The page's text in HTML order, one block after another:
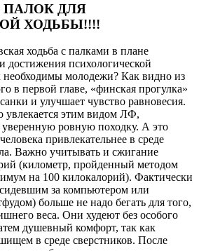
ДЛЯ
ХОДЬБЫ!!!!
ходьба с палками в плане
достижения психологической
необходимы молодежи? Как видно из
в первой главе, «финская прогулка»
и улучшает чувство равновесия.
увлекается этим видом ЛФ,
уверенную ровную походку. А это
привлекательнее в среде
Важно учитывать и сжигание
(километр, пройденный методом
на 100 килокалорий). Фактически
за компьютером или
больше не надо бегать для того,
веса. Они худеют без особого
душевный комфорт, так как
в среде сверстников. После